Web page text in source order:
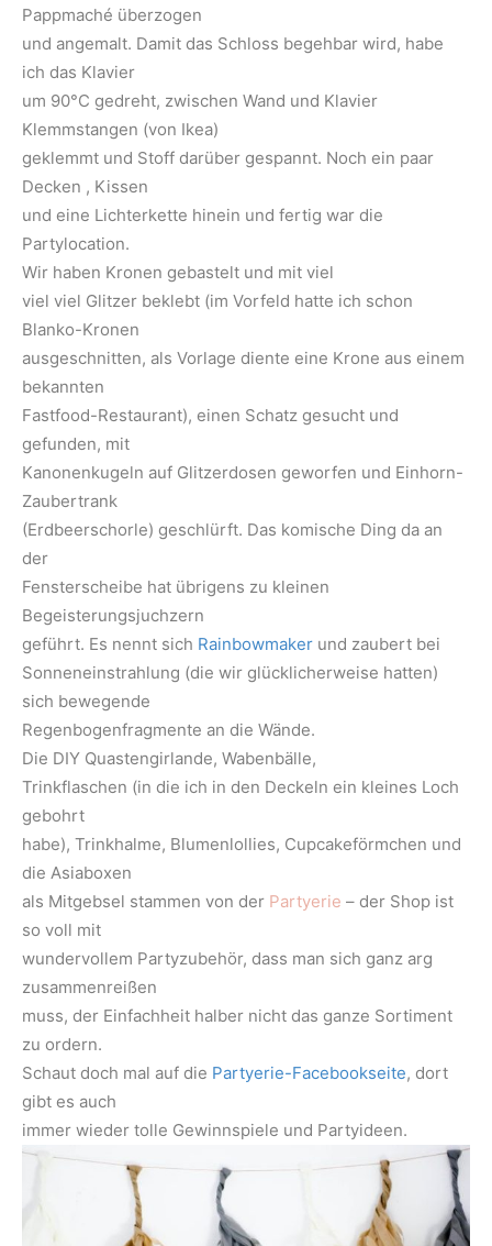
Pappmaché überzogen
und angemalt. Damit das Schloss begehbar wird, habe
ich das Klavier
um 90°C gedreht, zwischen Wand und Klavier
Klemmstangen (von Ikea)
geklemmt und Stoff darüber gespannt. Noch ein paar
Decken , Kissen
und eine Lichterkette hinein und fertig war die
Partylocation.
Wir haben Kronen gebastelt und mit viel
viel viel Glitzer beklebt (im Vorfeld hatte ich schon
Blanko-Kronen
ausgeschnitten, als Vorlage diente eine Krone aus einem
bekannten
Fastfood-Restaurant), einen Schatz gesucht und
gefunden, mit
Kanonenkugeln auf Glitzerdosen geworfen und Einhorn-
Zaubertrank
(Erdbeerschorle) geschlürft. Das komische Ding da an
der
Fensterscheibe hat übrigens zu kleinen
Begeisterungsjuchzern
geführt. Es nennt sich Rainbowmaker und zaubert bei
Sonneneinstrahlung (die wir glücklicherweise hatten)
sich bewegende
Regenbogenfragmente an die Wände.
Die DIY Quastengirlande, Wabenbälle,
Trinkflaschen (in die ich in den Deckeln ein kleines Loch
gebohrt
habe), Trinkhalme, Blumenlollies, Cupcakeförmchen und
die Asiaboxen
als Mitgebsel stammen von der Partyerie – der Shop ist
so voll mit
wundervollem Partyzubehör, dass man sich ganz arg
zusammenreißen
muss, der Einfachheit halber nicht das ganze Sortiment
zu ordern.
Schaut doch mal auf die Partyerie-Facebookseite, dort
gibt es auch
immer wieder tolle Gewinnspiele und Partyideen.